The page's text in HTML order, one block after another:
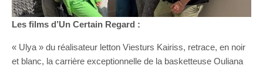
Les films d’Un Certain Regard :
« Ulya » du réalisateur letton Viesturs Kairiss, retrace, en noir
et blanc, la carrière exceptionnelle de la basketteuse Ouliana